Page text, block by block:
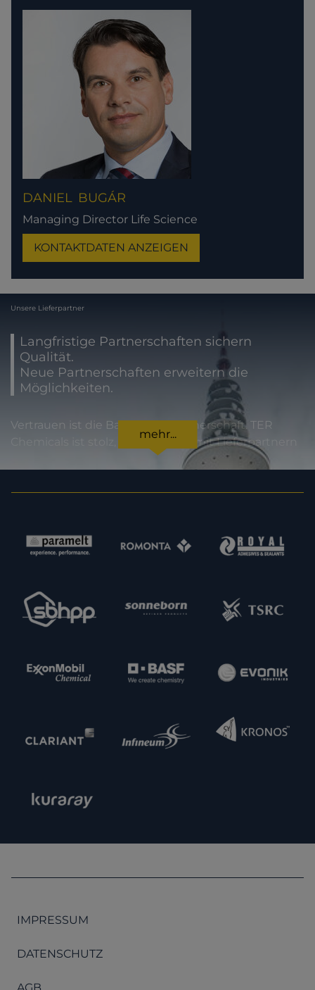
DANIEL BUGÁR
Managing Director Life Science
KONTAKTDATEN ANZEIGEN
Unsere Lieferpartner
Langfristige Partnerschaften sichern
Qualität.
Neue Partnerschaften erweitern die
Möglichkeiten.
Vertrauen ist die Basis jeder Partnerschaft. TER
Chemicals ist stolz, international mit Lieferpartnern
zusammenzuarbeiten, die für höchste
unsere Kunden bedeutet dies Sicherheit in jeder
termingerechten Lieferung. Im Sinne einer
Erweiterung unserer Kapazitäten und unseres
interessiert, neue potenzielle Lieferpartner
kennenzulernen. Nehmen Sie gern Kontakt zu uns
mehr...
IMPRESSUM
DATENSCHUTZ